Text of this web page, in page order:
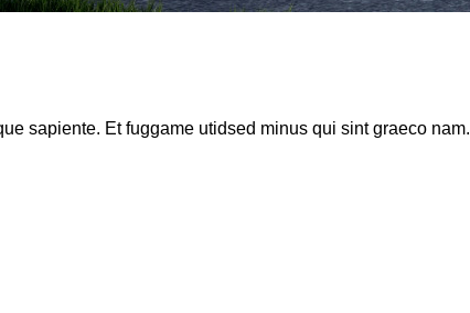
sapiente. Et fuggame utidsed minus qui sint graeco nam.